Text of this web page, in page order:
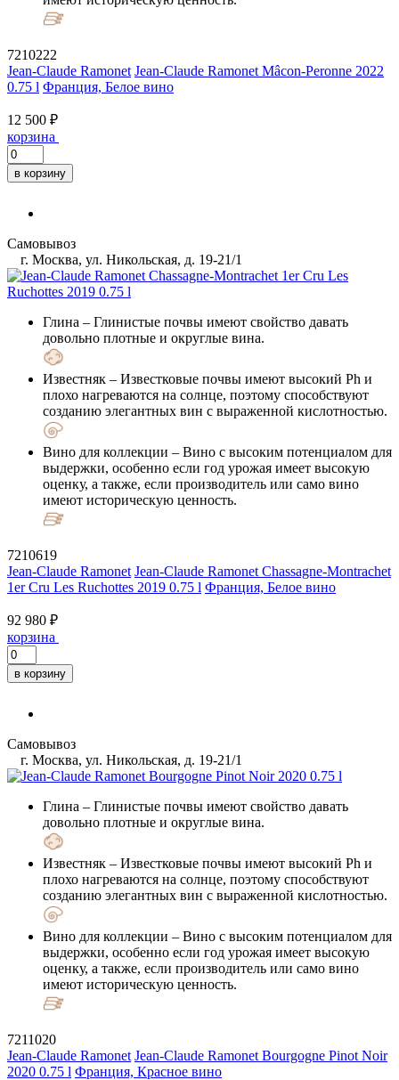
7210222
Jean-Claude Ramonet Jean-Claude Ramonet Mâcon-Peronne 2022
0.75 l Франция, Белое вино
12 500 ₽
корзина
в корзину
Самовывоз
г. Москва, ул. Никольская, д. 19-21/1
Глина – Глинистые почвы имеют свойство давать
довольно плотные и округлые вина.
Известняк – Известковые почвы имеют высокий Ph и
плохо нагреваются на солнце, поэтому способствуют
созданию элегантных вин с выраженной кислотностью.
Вино для коллекции – Вино с высоким потенциалом для
выдержки, особенно если год урожая имеет высокую
оценку, а также, если производитель или само вино
имеют историческую ценность.
7210619
Jean-Claude Ramonet Jean-Claude Ramonet Chassagne-Montrachet
1er Cru Les Ruchottes 2019 0.75 l Франция, Белое вино
92 980 ₽
корзина
в корзину
Самовывоз
г. Москва, ул. Никольская, д. 19-21/1
Глина – Глинистые почвы имеют свойство давать
довольно плотные и округлые вина.
Известняк – Известковые почвы имеют высокий Ph и
плохо нагреваются на солнце, поэтому способствуют
созданию элегантных вин с выраженной кислотностью.
Вино для коллекции – Вино с высоким потенциалом для
выдержки, особенно если год урожая имеет высокую
оценку, а также, если производитель или само вино
имеют историческую ценность.
7211020
Jean-Claude Ramonet Jean-Claude Ramonet Bourgogne Pinot Noir
2020 0.75 l Франция, Красное вино